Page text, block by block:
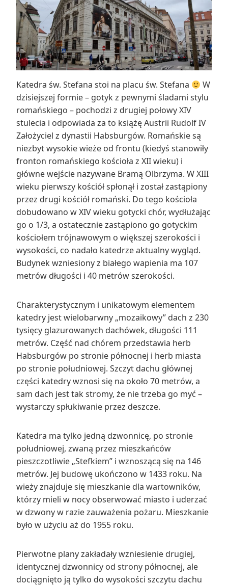
Katedra św. Stefana stoi na placu św. Stefana
W
dzisiejszej formie – gotyk z pewnymi śladami stylu
romańskiego – pochodzi z drugiej połowy XIV
stulecia i odpowiada za to książę Austrii Rudolf IV
Założyciel z dynastii Habsburgów. Romańskie są
niezbyt wysokie wieże od frontu (kiedyś stanowiły
fronton romańskiego kościoła z XII wieku) i
główne wejście nazywane Bramą Olbrzyma. W XIII
wieku pierwszy kościół spłonął i został zastąpiony
przez drugi kościół romański. Do tego kościoła
dobudowano w XIV wieku gotycki chór, wydłużając
go o 1/3, a ostatecznie zastąpiono go gotyckim
kościołem trójnawowym o większej szerokości i
wysokości, co nadało katedrze aktualny wygląd.
Budynek wzniesiony z białego wapienia ma 107
metrów długości i 40 metrów szerokości.
Charakterystycznym i unikatowym elementem
katedry jest wielobarwny „mozaikowy” dach z 230
tysięcy glazurowanych dachówek, długości 111
metrów. Część nad chórem przedstawia herb
Habsburgów po stronie północnej i herb miasta
po stronie południowej. Szczyt dachu głównej
części katedry wznosi się na około 70 metrów, a
sam dach jest tak stromy, że nie trzeba go myć –
wystarczy spłukiwanie przez deszcze.
Katedra ma tylko jedną dzwonnicę, po stronie
południowej, zwaną przez mieszkańców
pieszczotliwie „Stefkiem” i wznoszącą się na 146
metrów. Jej budowę ukończono w 1433 roku. Na
wieży znajduje się mieszkanie dla wartowników,
którzy mieli w nocy obserwować miasto i uderzać
w dzwony w razie zauważenia pożaru. Mieszkanie
było w użyciu aż do 1955 roku.
Pierwotne plany zakładały wzniesienie drugiej,
identycznej dzwonnicy od strony północnej, ale
dociągnięto ją tylko do wysokości szczytu dachu